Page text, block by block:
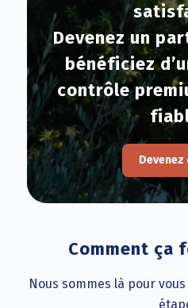
Devenez un
bénéficiez
contrôle
Comment ça
Nous sommes là pour